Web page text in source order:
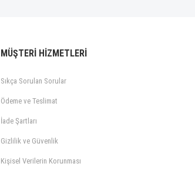
MÜŞTERİ HİZMETLERİ
Sıkça Sorulan Sorular
Ödeme ve Teslimat
İade Şartları
Gizlilik ve Güvenlik
Kişisel Verilerin Korunması